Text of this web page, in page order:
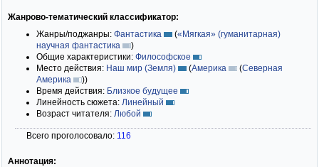
Жанрово-тематический классификатор:
Жанры/поджанры: Фантастика («Мягкая» (гуманитарная)
научная фантастика
)
Общие характеристики: Философское
Место действия: Наш мир (Земля) (Америка (Северная
Америка
))
Время действия: Близкое будущее
Линейность сюжета: Линейный
Возраст читателя: Любой
Всего проголосовало: 116
Аннотация: